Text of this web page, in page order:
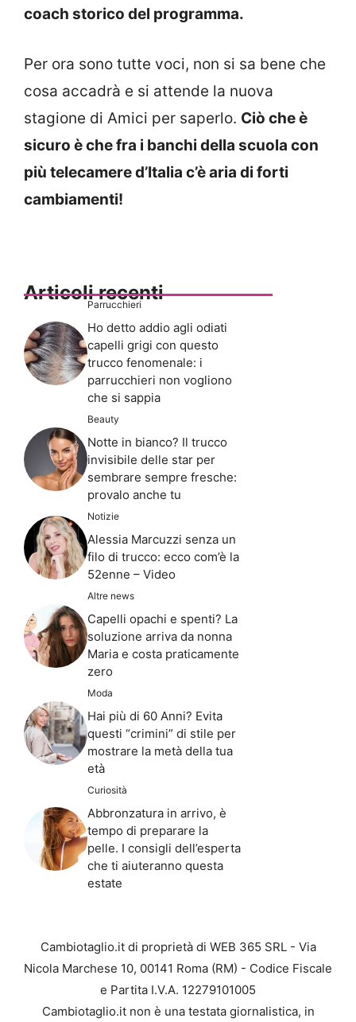
coach storico del programma.
Per ora sono tutte voci, non si sa bene che
cosa accadrà e si attende la nuova
stagione di Amici per saperlo. Ciò che è
sicuro è che fra i banchi della scuola con
più telecamere d’Italia c’è aria di forti
cambiamenti!
Articoli recenti
Parrucchieri
Ho detto addio agli odiati
capelli grigi con questo
trucco fenomenale: i
parrucchieri non vogliono
che si sappia
Beauty
Notte in bianco? Il trucco
invisibile delle star per
sembrare sempre fresche:
provalo anche tu
Notizie
Alessia Marcuzzi senza un
filo di trucco: ecco com’è la
52enne – Video
Altre news
Capelli opachi e spenti? La
soluzione arriva da nonna
Maria e costa praticamente
zero
Moda
Hai più di 60 Anni? Evita
questi “crimini” di stile per
mostrare la metà della tua
età
Curiosità
Abbronzatura in arrivo, è
tempo di preparare la
pelle. I consigli dell’esperta
che ti aiuteranno questa
estate
Cambiotaglio.it di proprietà di WEB 365 SRL - Via
Nicola Marchese 10, 00141 Roma (RM) - Codice Fiscale
e Partita I.V.A. 12279101005
Cambiotaglio.it non è una testata giornalistica, in